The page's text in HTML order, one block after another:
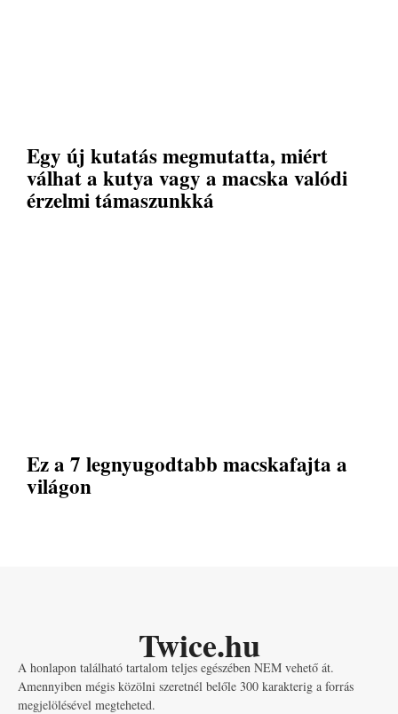
Egy új kutatás megmutatta, miért
válhat a kutya vagy a macska valódi
érzelmi támaszunkká
Ez a 7 legnyugodtabb macskafajta a
világon
Twice.hu
A honlapon található tartalom teljes egészében NEM vehető át.
Amennyiben mégis közölni szeretnél belőle 300 karakterig a forrás
megjelölésével megteheted.